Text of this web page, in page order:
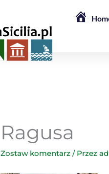
Ragusa
Zostaw komentarz / Przez